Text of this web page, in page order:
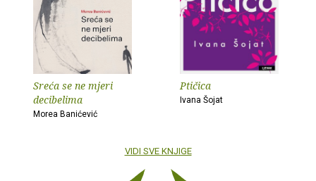
Sreća se ne mjeri
decibelima
Morea Banićević
Ptičica
Ivana Šojat
VIDI SVE KNJIGE